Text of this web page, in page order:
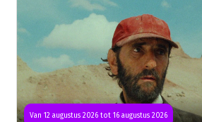
Van 12 augustus 2026 tot 16 augustus 2026